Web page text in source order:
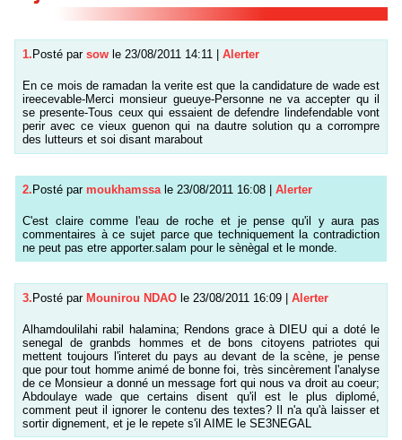
1. Posté par sow le 23/08/2011 14:11 Alerter
En ce mois de ramadan la verite est que la candidature de wade est
ireecevable-Merci monsieur gueuye-Personne ne va accepter qu il
se presente-Tous ceux qui essaient de defendre lindefendable vont
perir avec ce vieux guenon qui na dautre solution qu a corrompre
des lutteurs et soi disant marabout
2.Posté par moukhamssa le 23/08/2011 16:08 | Alerter
C'est claire comme l'eau de roche et je pense qu'il y aura pas
commentaires à ce sujet parce que techniquement la contradiction
ne peut pas etre apporter.salam pour le sènègal et le monde.
3.Posté par Mounirou NDAO le 23/08/2011 16:09 | Alerter
Alhamdoulilahi rabil halamina; Rendons grace à DIEU qui a doté le
senegal de granbds hommes et de bons citoyens patriotes qui
mettent toujours l'interet du pays au devant de la scène, je pense
que pour tout homme animé de bonne foi, très sincèrement l'analyse
de ce Monsieur a donné un message fort qui nous va droit au coeur;
Abdoulaye wade que certains disent qu'il est le plus diplomé,
comment peut il ignorer le contenu des textes? Il n'a qu'à laisser et
sortir dignement, et je le repete s'il AIME le SE3NEGAL